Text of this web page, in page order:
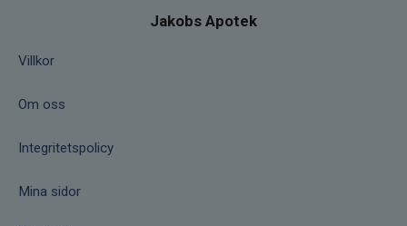
Jakobs Apotek
Villkor
Om oss
Integritetspolicy
Mina sidor